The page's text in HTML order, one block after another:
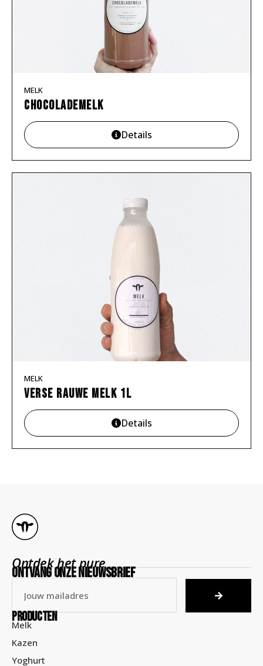
MELK
Chocolademelk
Details
MELK
Verse rauwe melk 1L
Details
Ontdek het pure
ontvang onze nieuwsbrief
Producten
Melk
Kazen
Yoghurt